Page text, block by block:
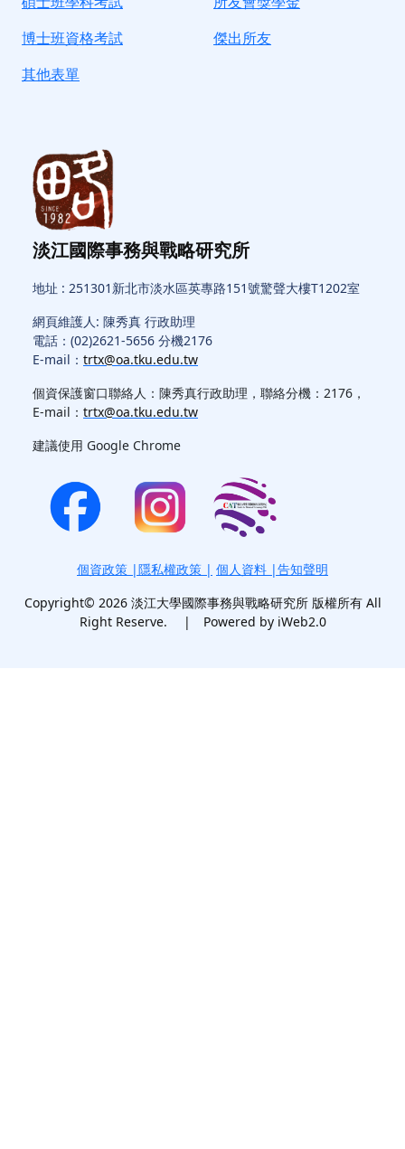
博士班資格考試
其他表單
傑出所友
淡江國際事務與戰略研究所
地址 : 251301新北市淡水區英專路151號驚聲大樓T1202室
網頁維護人: 陳秀真 行政助理
電話：(02)2621-5656 分機2176
E-mail： trtx@oa.tku.edu.tw
個資保護窗口聯絡人：陳秀真行政助理，聯絡分機：2176，
E-mail： trtx@oa.tku.edu.tw
建議使用 Google Chrome
個資政策 |隱私權政策 | 個人資料 |告知聲明
Copyright© 2026 淡江大學國際事務與戰略研究所 版權所有 All
Right Reserve. | Powered by iWeb2.0